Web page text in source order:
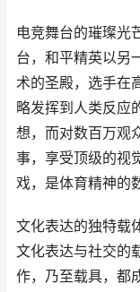
电竞舞台的璀璨光
台，和平精英以另
术的圣殿，选手在
略发挥到人类反应
想，而对数百万观
事，享受顶级的视
戏，是体育精神的
文化表达的独特载
文化表达与社交的
作，乃至载具，都